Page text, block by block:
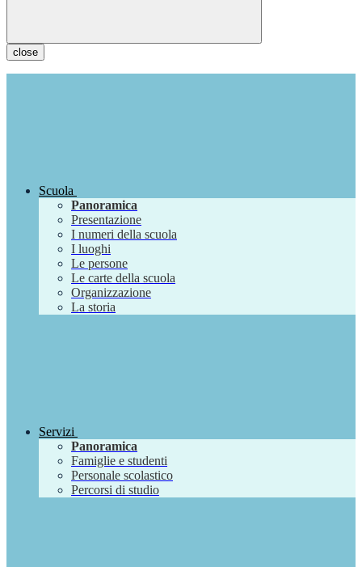
close
Scuola
Panoramica
Presentazione
I numeri della scuola
I luoghi
Le persone
Le carte della scuola
Organizzazione
La storia
Servizi
Panoramica
Famiglie e studenti
Personale scolastico
Percorsi di studio